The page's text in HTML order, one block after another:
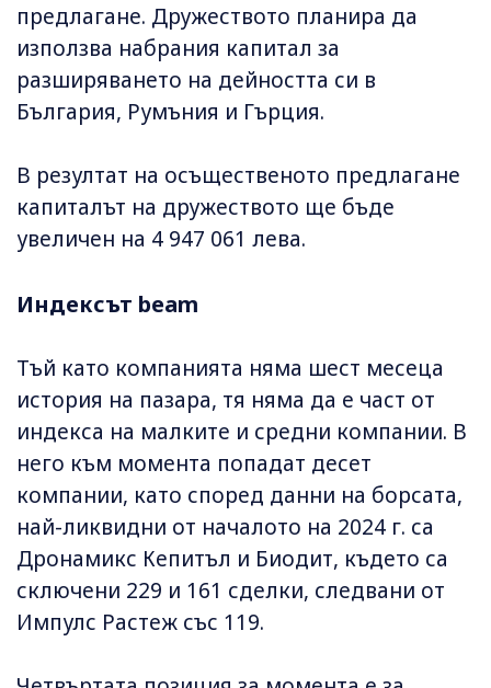
предлагане. Дружеството планира да
използва набрания капитал за
разширяването на дейността си в
България, Румъния и Гърция.
В резултат на осъщественото предлагане
капиталът на дружеството ще бъде
увеличен на 4 947 061 лева.
Индексът beam
Тъй като компанията няма шест месеца
история на пазара, тя няма да е част от
индекса на малките и средни компании. В
него към момента попадат десет
компании, като според данни на борсата,
най-ликвидни от началото на 2024 г. са
Дронамикс Кепитъл и Биодит, където са
сключени 229 и 161 сделки, следвани от
Импулс Растеж със 119.